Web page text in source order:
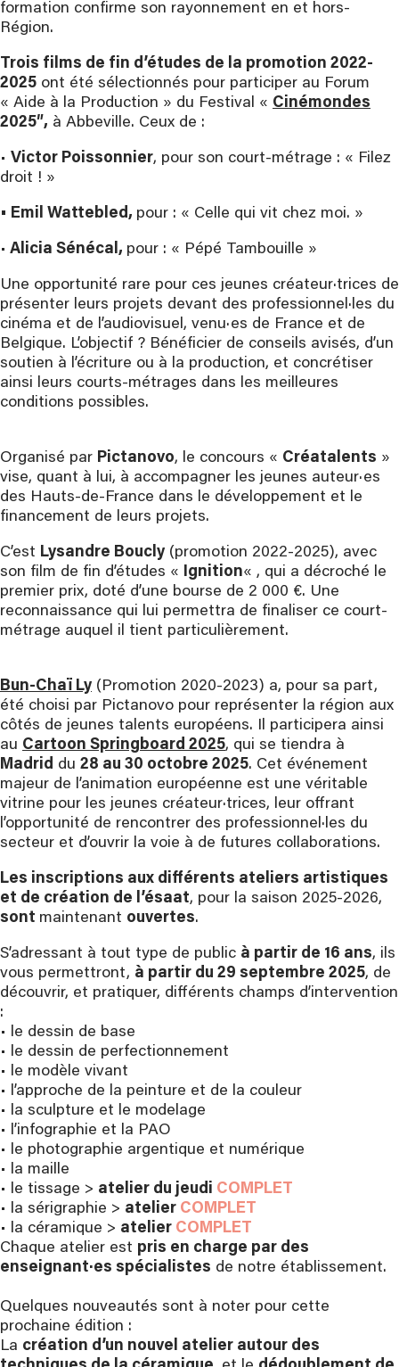
formation confirme son rayonnement en et hors-
Région.
Trois films de fin d’études de la promotion 2022-
2025 ont été sélectionnés pour participer au Forum
« Aide à la Production » du Festival « Cinémondes
2025″, à Abbeville. Ceux de :
• Victor Poissonnier, pour son court-métrage : « Filez
droit ! »
• Emil Wattebled, pour : « Celle qui vit chez moi. »
• Alicia Sénécal, pour : « Pépé Tambouille »
Une opportunité rare pour ces jeunes créateur·trices de
présenter leurs projets devant des professionnel·les du
cinéma et de l’audiovisuel, venu·es de France et de
Belgique. L’objectif ? Bénéficier de conseils avisés, d’un
soutien à l’écriture ou à la production, et concrétiser
ainsi leurs courts-métrages dans les meilleures
conditions possibles.
Organisé par Pictanovo, le concours « Créatalents »
vise, quant à lui, à accompagner les jeunes auteur·es
des Hauts-de-France dans le développement et le
financement de leurs projets.
C’est Lysandre Boucly (promotion 2022-2025), avec
son film de fin d’études « Ignition« , qui a décroché le
premier prix, doté d’une bourse de 2 000 €. Une
reconnaissance qui lui permettra de finaliser ce court-
métrage auquel il tient particulièrement.
Bun-Chaï Ly (Promotion 2020-2023) a, pour sa part,
été choisi par Pictanovo pour représenter la région aux
côtés de jeunes talents européens. Il participera ainsi
au Cartoon Springboard 2025, qui se tiendra à
Madrid du 28 au 30 octobre 2025. Cet événement
majeur de l’animation européenne est une véritable
vitrine pour les jeunes créateur·trices, leur offrant
l’opportunité de rencontrer des professionnel·les du
secteur et d’ouvrir la voie à de futures collaborations.
Les inscriptions aux différents ateliers artistiques
et de création de l’ésaat, pour la saison 2025-2026,
sont maintenant ouvertes.
S’adressant à tout type de public à partir de 16 ans, ils
vous permettront, à partir du 29 septembre 2025, de
découvrir, et pratiquer, différents champs d’intervention
:
• le dessin de base
• le dessin de perfectionnement
• le modèle vivant
• l’approche de la peinture et de la couleur
• la sculpture et le modelage
• l’infographie et la PAO
• le photographie argentique et numérique
• la maille
• le tissage > atelier du jeudi COMPLET
• la sérigraphie > atelier COMPLET
• la céramique > atelier COMPLET
Chaque atelier est pris en charge par des
enseignant·es spécialistes de notre établissement.
Quelques nouveautés sont à noter pour cette
prochaine édition :
La création d’un nouvel atelier autour des